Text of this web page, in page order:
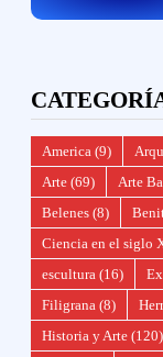
America (9)
Arte (69) Arte
Belenes (8)
Ciencia en el siglo
escultura (16)
Filigrana (8)
Historia y Arte (120)